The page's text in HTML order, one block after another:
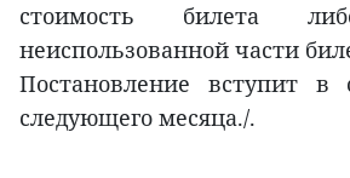
стоимость билета
неиспользованной части
Постановление вступит в
следующего месяца./.